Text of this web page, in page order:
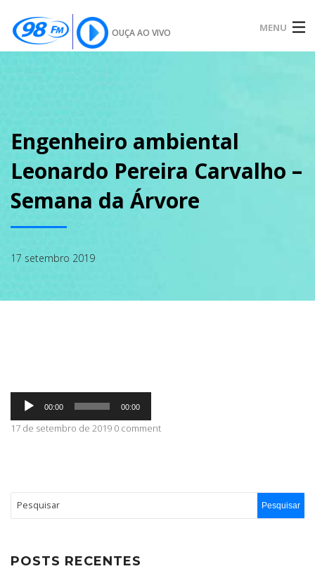
OUÇA AO VIVO MENU
SOBRE
CONTATO
Engenheiro ambiental
Leonardo Pereira Carvalho –
Semana da Árvore
17 setembro 2019
Tocador
áudio
00:00 00:00
17 de setembro de 2019 0 comment
POSTS RECENTES